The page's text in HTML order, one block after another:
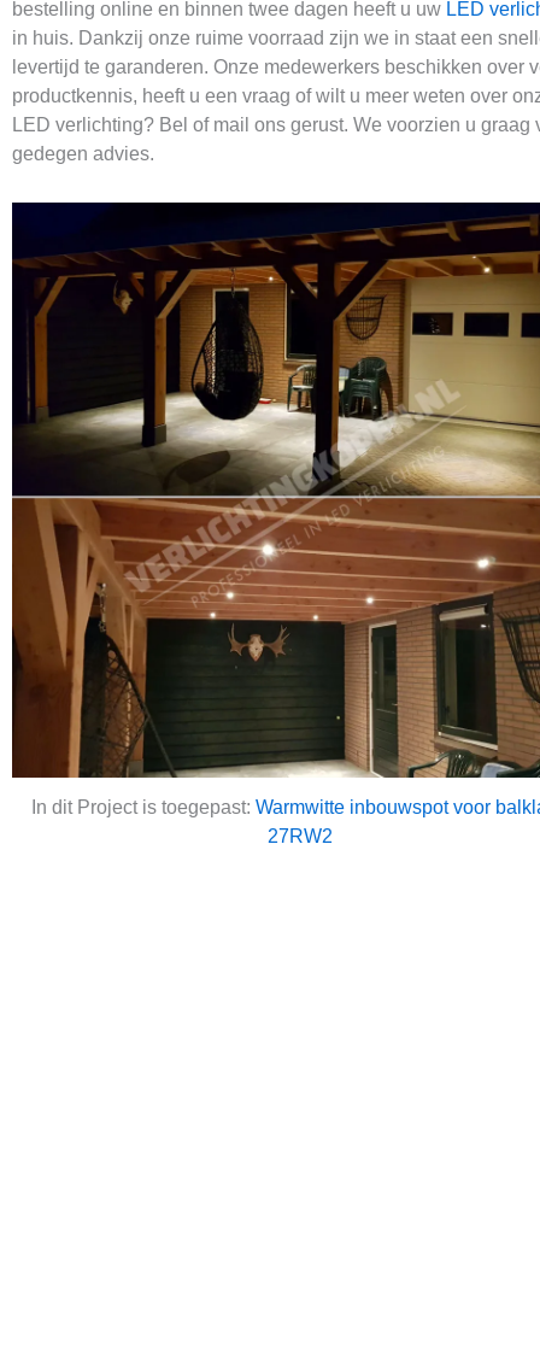
bestelling online en binnen twee dagen heeft u uw LED
in huis. Dankzij onze ruime voorraad zijn we in staat een
levertijd te garanderen. Onze medewerkers beschikken over
productkennis, heeft u een vraag of wilt u meer weten over
LED verlichting? Bel of mail ons gerust. We voorzien u graag
gedegen advies.
In dit Project is toegepast: Warmwitte inbouwspot voor
27RW2